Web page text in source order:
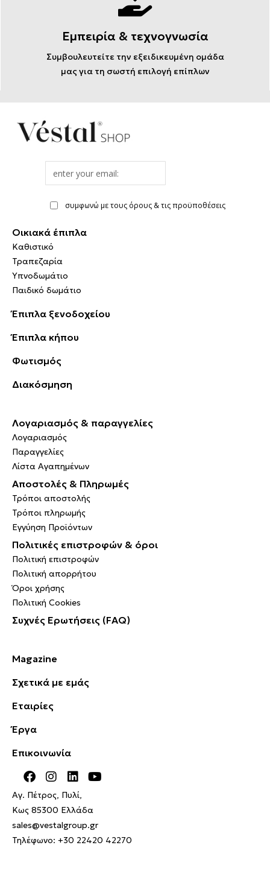
Εμπειρία & τεχνογνωσία
Συμβουλευτείτε την εξειδικευμένη ομάδα
μας για τη σωστή επιλογή επίπλων
address
συμφωνώ με τους όρους & τις προϋποθέσεις
Οικιακά έπιπλα
Καθιστικό
Τραπεζαρία
Υπνοδωμάτιο
Παιδικό δωμάτιο
Έπιπλα ξενοδοχείου
Έπιπλα κήπου
Φωτισμός
Διακόσμηση
Λογαριασμός & παραγγελίες
Λογαριασμός
Παραγγελίες
Λίστα Αγαπημένων
Αποστολές & Πληρωμές
Τρόποι αποστολής
Τρόποι πληρωμής
Εγγύηση Προϊόντων
Πολιτικές επιστροφών & όροι
Πολιτική επιστροφών
Πολιτική απορρήτου
Όροι χρήσης
Πολιτική Cookies
Συχνές Ερωτήσεις (FAQ)
Magazine
Σχετικά με εμάς
Εταιρίες
Έργα
Επικοινωνία
Αγ. Πέτρος, Πυλί,
Κως 85300 Ελλάδα
sales@vestalgroup.gr
Τηλέφωνο: +30 22420 42270